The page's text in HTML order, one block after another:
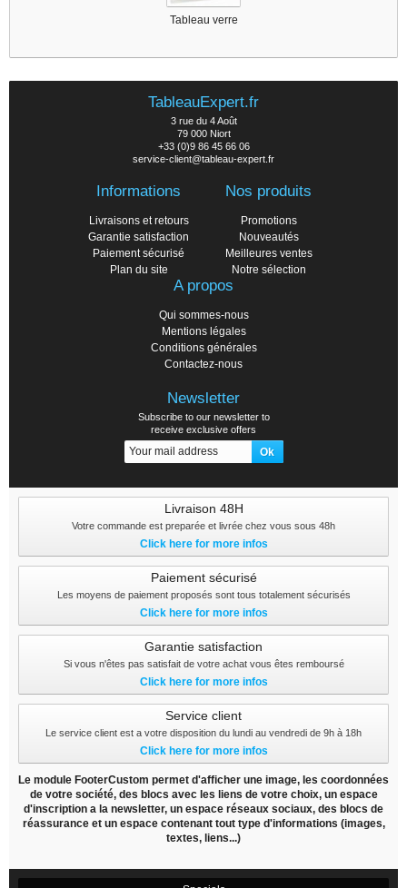
Tableau verre
TableauExpert.fr
3 rue du 4 Août
79 000 Niort
+33 (0)9 86 45 66 06
service-client@tableau-expert.fr
Informations
Livraisons et retours
Garantie satisfaction
Paiement sécurisé
Plan du site
Nos produits
Promotions
Nouveautés
Meilleures ventes
Notre sélection
A propos
Qui sommes-nous
Mentions légales
Conditions générales
Contactez-nous
Newsletter
Subscribe to our newsletter to
receive exclusive offers
Livraison 48H
Votre commande est preparée et livrée chez vous sous 48h
Click here for more infos
Paiement sécurisé
Les moyens de paiement proposés sont tous totalement sécurisés
Click here for more infos
Garantie satisfaction
Si vous n'êtes pas satisfait de votre achat vous êtes remboursé
Click here for more infos
Service client
Le service client est a votre disposition du lundi au vendredi de 9h à 18h
Click here for more infos
Le module FooterCustom permet d'afficher une image, les coordonnées
de votre société, des blocs avec les liens de votre choix, un espace
d'inscription a la newsletter, un espace réseaux sociaux, des blocs de
réassurance et un espace contenant tout type d'informations (images,
textes, liens...)